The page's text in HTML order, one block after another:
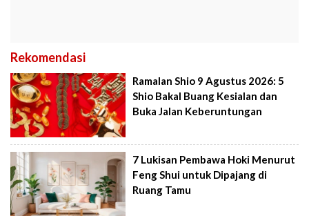
Rekomendasi
Ramalan Shio 9 Agustus 2026: 5
Shio Bakal Buang Kesialan dan
Buka Jalan Keberuntungan
7 Lukisan Pembawa Hoki Menurut
Feng Shui untuk Dipajang di
Ruang Tamu